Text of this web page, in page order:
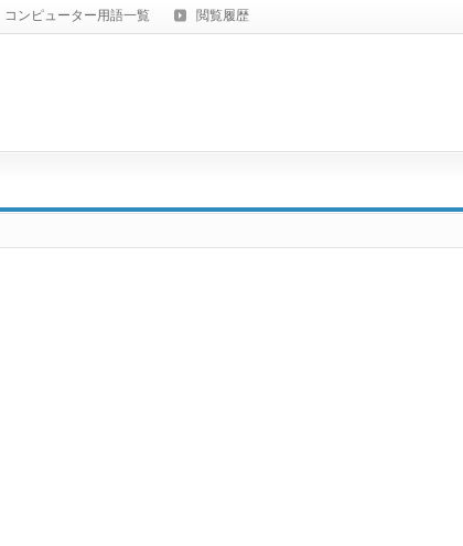
コンピューター用語一覧 閲覧履歴